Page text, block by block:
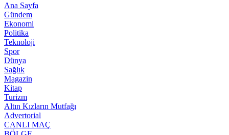
Ana Sayfa
Gündem
Ekonomi
Politika
Teknoloji
Spor
Dünya
Sağlık
Magazin
Kitap
Turizm
Altın Kızların Mutfağı
Advertorial
CANLI MAÇ